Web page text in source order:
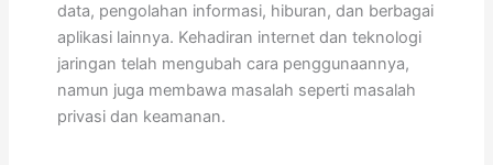
data, pengolahan informasi, hiburan, dan berbagai
aplikasi lainnya. Kehadiran internet dan teknologi
jaringan telah mengubah cara penggunaannya,
namun juga membawa masalah seperti masalah
privasi dan keamanan.